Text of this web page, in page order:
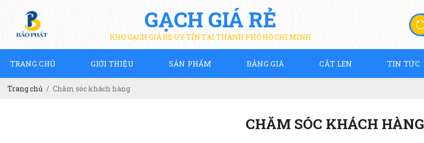
GẠCH GIÁ RẺ
KHO GẠCH GIÁ RẺ UY TÍN TẠI THÀNH PHỐ HỒ CHÍ MINH
TRANG CHỦ GIỚI THIỆU SẢN PHẨM BẢNG GIÁ CẮT LEN TIN TỨC
Trang chủ Chăm sóc khách hàng
CHĂM SÓC KHÁCH HÀNG